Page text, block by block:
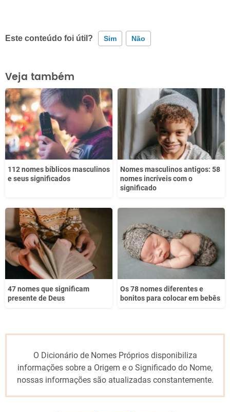
Este conteúdo foi útil? Sim Não
Este conteúdo contém informação incorreta
Este conteúdo não tem a informação que procuro
Outro
Veja também
112 nomes bíblicos masculinos
e seus significados
Nomes masculinos antigos: 58
nomes incríveis com o
significado
47 nomes que significam
presente de Deus
Os 78 nomes diferentes e
bonitos para colocar em bebês
O Dicionário de Nomes Próprios disponibiliza
informações sobre a Origem e o Significado do Nome,
nossas informações são atualizadas constantemente.